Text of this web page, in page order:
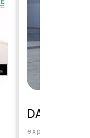
DACIA
expression